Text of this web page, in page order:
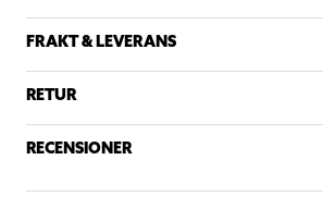
FRAKT & LEVERANS
RETUR
RECENSIONER